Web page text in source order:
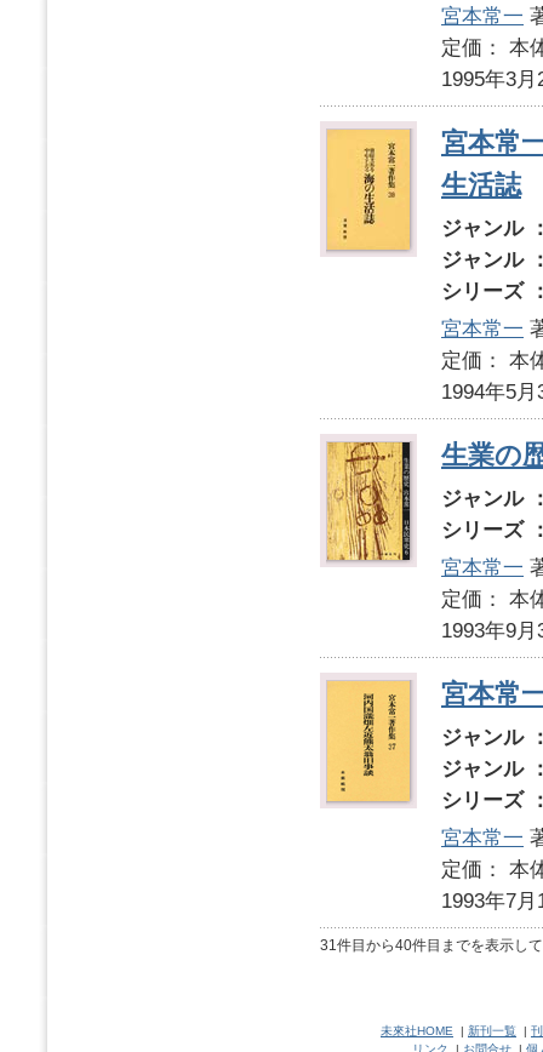
宮本常一
定価：
1995年3月
宮本常
生活誌
ジャンル
ジャンル
シリーズ
宮本常一
定価：
1994年5月
生業の
ジャンル
シリーズ
宮本常一
定価：
1993年9月
宮本常
ジャンル
ジャンル
シリーズ
宮本常一
定価：
1993年7月
31件目から40件目までを表示し
未來社HOME | 新刊一覧 |
リンク
| お問合せ | 個